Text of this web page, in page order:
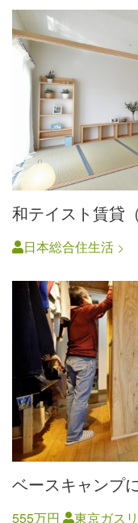
和テイスト賃貸
日本総合住生活
ベースキャンプ
555万円 東京ガス